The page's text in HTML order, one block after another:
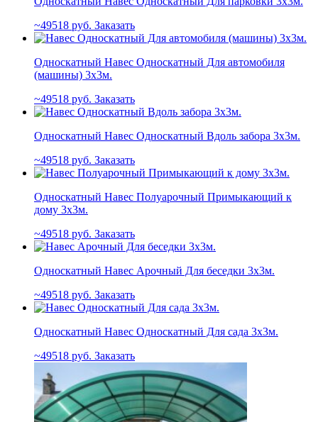
49518 руб. Заказать
Односкатный Навес Односкатный Для автомобиля
(машины) 3х3м.
49518 руб. Заказать
Односкатный Навес Односкатный Вдоль забора 3х3м.
49518 руб. Заказать
Односкатный Навес Полуарочный Примыкающий к
дому 3х3м.
49518 руб. Заказать
Односкатный Навес Арочный Для беседки 3х3м.
49518 руб. Заказать
Односкатный Навес Односкатный Для сада 3х3м.
49518 руб. Заказать